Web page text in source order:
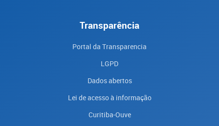
Transparência
Portal da Transparencia
LGPD
Dados abertos
Lei de acesso à informação
Curitiba-Ouve